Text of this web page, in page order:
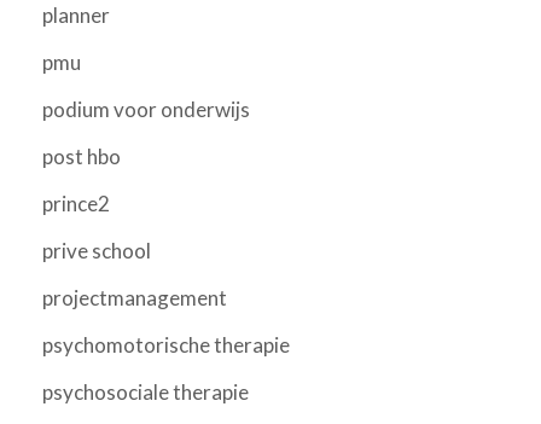
planner
pmu
podium voor onderwijs
post hbo
prince2
prive school
projectmanagement
psychomotorische therapie
psychosociale therapie